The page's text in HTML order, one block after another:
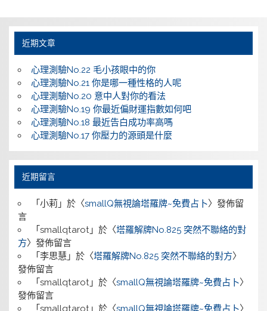
近期文章
心理測驗No.22 毛小孩眼中的你
心理測驗No.21 你是哪一種性格的人呢
心理測驗No.20 意中人對你的看法
心理測驗No.19 你最近偏財運指數如何吧
心理測驗No.18 最近告白成功率高嗎
心理測驗No.17 你壓力的源頭是什麼
近期留言
「 小莉」於〈smallQ無視論塔羅牌~免費占卜〉發佈留
言
「 smallqtarot」於〈塔羅解牌No.825 突然不聯絡的對
方〉發佈留言
「 李思慧」於〈塔羅解牌No.825 突然不聯絡的對方〉
發佈留言
「 smallqtarot」於〈smallQ無視論塔羅牌~免費占卜〉
發佈留言
「 smallqtarot」於〈smallQ無視論塔羅牌~免費占卜〉